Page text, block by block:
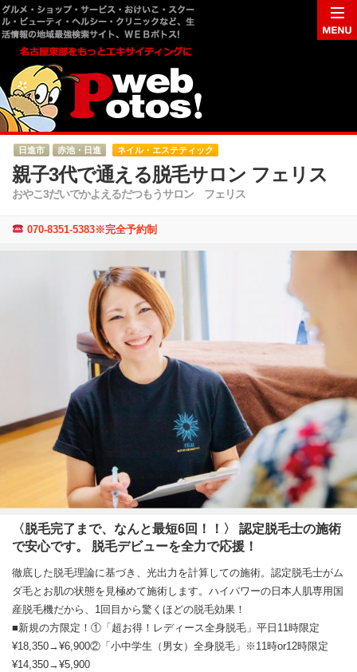
日進市 赤池・日進 ネイル・エステティック
親子3代で通える脱毛サロン フェリス
おやこ3だいでかよえるだつもうサロン フェリス
070-8351-5383※完全予約制
〈脱毛完了まで、なんと最短6回！！〉 認定脱毛士の施術
で安心です。 脱毛デビューを全力で応援！
徹底した脱毛理論に基づき、光出力を計算しての施術。認定脱毛士がム
ダ毛とお肌の状態を見極めて施術します。ハイパワーの日本人肌専用国
産脱毛機だから、1回目から驚くほどの脱毛効果！
■新規の方限定！①「超お得！レディース全身脱毛」平日11時限定
¥18,350→¥6,900②「小中学生（男女）全身脱毛」※11時or12時限定
¥14,350→¥5,900